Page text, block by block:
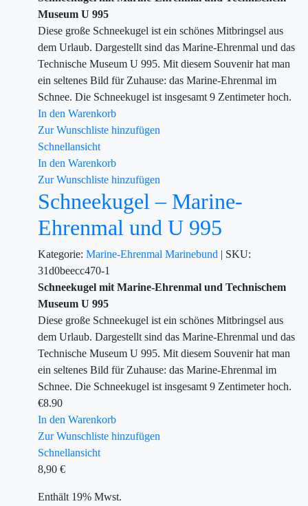
Museum U 995
Diese große Schneekugel ist ein schönes Mitbringsel aus
dem Urlaub. Dargestellt sind das Marine-Ehrenmal und das
Technische Museum U 995. Mit diesem Souvenir hat man
ein seltenes Bild für Zuhause: das Marine-Ehrenmal im
Schnee. Die Schneekugel ist insgesamt 9 Zentimeter hoch.
In den Warenkorb
Zur Wunschliste hinzufügen
Schnellansicht
In den Warenkorb
Zur Wunschliste hinzufügen
Schneekugel – Marine-
Ehrenmal und U 995
Kategorie: Marine-Ehrenmal Marinebund | SKU:
31d0beecc470-1
Schneekugel mit Marine-Ehrenmal und Technischem
Museum U 995
Diese große Schneekugel ist ein schönes Mitbringsel aus
dem Urlaub. Dargestellt sind das Marine-Ehrenmal und das
Technische Museum U 995. Mit diesem Souvenir hat man
ein seltenes Bild für Zuhause: das Marine-Ehrenmal im
Schnee. Die Schneekugel ist insgesamt 9 Zentimeter hoch.
€8.90
In den Warenkorb
Zur Wunschliste hinzufügen
Schnellansicht
8,90 €
Enthält 19% Mwst.